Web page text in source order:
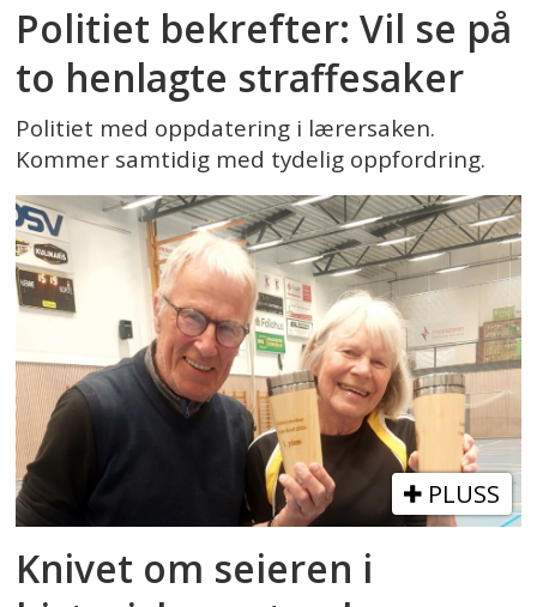
Politiet bekrefter: Vil se på
to henlagte straffesaker
Politiet med oppdatering i lærersaken.
Kommer samtidig med tydelig oppfordring.
PLUSS
Knivet om seieren i